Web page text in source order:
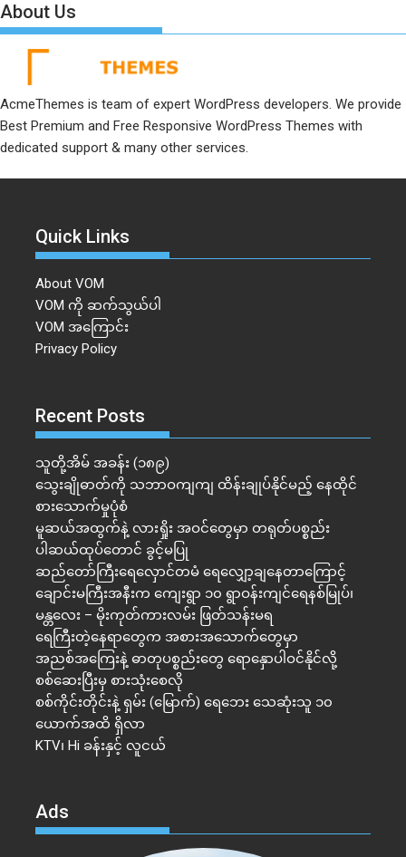
About Us
AcmeThemes is team of expert WordPress developers. We provide
Best Premium and Free Responsive WordPress Themes with
dedicated support & many other services.
Quick Links
About VOM
VOM ကို ဆက်သွယ်ပါ
VOM အကြောင်း
Privacy Policy
Recent Posts
သူတို့အိမ် အခန်း (၁၈၉)
သွေးချိုဓာတ်ကို သဘာဝကျကျ ထိန်းချုပ်နိုင်မည့် နေထိုင်
စားသောက်မှုပုံစံ
မူဆယ်အထွက်နဲ့ လားရှိုး အဝင်တွေမှာ တရုတ်ပစ္စည်း
ပါဆယ်ထုပ်တောင် ခွင့်မပြု
ဆည်တော်ကြီးရေလှောင်တမံ ရေလျှော့ချနေတာကြောင့်
ချောင်းမကြီးအနီးက ကျေးရွာ ၁၀ ရွာဝန်းကျင်ရေနစ်မြုပ်၊
မန္တလေး – မိုးကုတ်ကားလမ်း ဖြတ်သန်းမရ
ရေကြီးတဲ့​နေရာ​တွေက အစားအသောက်တွေမှာ
အညစ်အကြေးနဲ့ ဓာတုပစ္စည်းတွေ ရောနှောပါဝင်နိုင်လို့
စစ်ဆေးပြီးမှ စားသုံးစေလို
စစ်ကိုင်းတိုင်းနဲ့ ရှမ်း (မြောက်) ရေဘေး သေဆုံးသူ ၁၀
ယောက်အထိ ရှိလာ
KTV၊ Hi ခန်းနှင့် လူငယ်
Ads